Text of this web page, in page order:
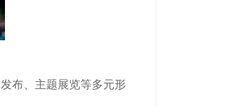
布、主题展览等多元形